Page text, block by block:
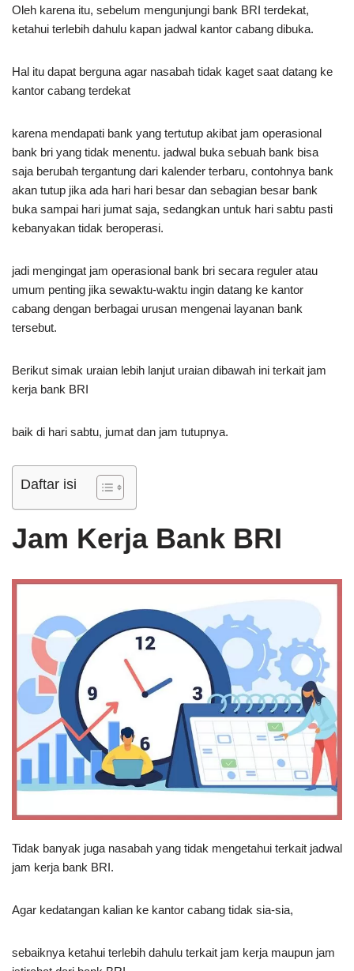
Oleh karena itu, sebelum mengunjungi bank BRI terdekat,
ketahui terlebih dahulu kapan jadwal kantor cabang dibuka.
Hal itu dapat berguna agar nasabah tidak kaget saat datang ke
kantor cabang terdekat
karena mendapati bank yang tertutup akibat jam operasional
bank bri yang tidak menentu. jadwal buka sebuah bank bisa
saja berubah tergantung dari kalender terbaru, contohnya bank
akan tutup jika ada hari hari besar dan sebagian besar bank
buka sampai hari jumat saja, sedangkan untuk hari sabtu pasti
kebanyakan tidak beroperasi.
jadi mengingat jam operasional bank bri secara reguler atau
umum penting jika sewaktu-waktu ingin datang ke kantor
cabang dengan berbagai urusan mengenai layanan bank
tersebut.
Berikut simak uraian lebih lanjut uraian dibawah ini terkait jam
kerja bank BRI
baik di hari sabtu, jumat dan jam tutupnya.
Daftar isi
Jam Kerja Bank BRI
Tidak banyak juga nasabah yang tidak mengetahui terkait jadwal
jam kerja bank BRI.
Agar kedatangan kalian ke kantor cabang tidak sia-sia,
sebaiknya ketahui terlebih dahulu terkait jam kerja maupun jam